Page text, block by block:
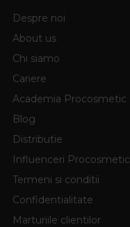
Despre noi
About us
Chi siamo
Cariere
Academia Procosmetic
Blog
Distributie
Influenceri Procosmetic
Termeni si conditii
Confidentialitate
Marturiile clientilor